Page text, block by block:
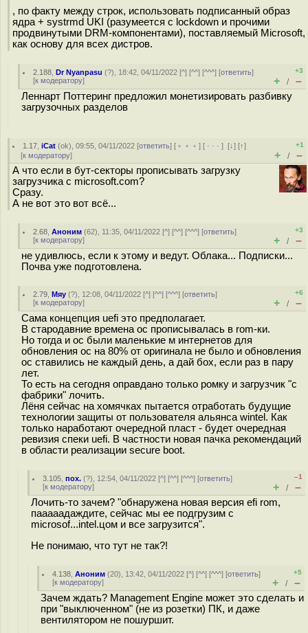
, по факту между строк, использовать подписанный образ
ядра + systrmd UKI (разумеется с lockdown и прочими
продвинутыми DRM-компонентами), поставляемый Microsoft,
как основу для всех дистров.
2.188 ,Dr Nyanpasu (?), 18:42, 04/11/2022 [^] [^^] [^^^] [ответить]
[к модератору]
+3
+ / –
Леннарт Поттеринг предложил монетизировать разбивку
загрузочных разделов
1.17 ,iCat (ok), 09:55, 04/11/2022 [ответить] [ ﹢﹢﹢] [ · · ·][↓] [↑]
[к модератору]
+1
+ / –
А что если в бут-секторы прописывать загрузку
загрузчика с microsoft.com?
Сразу.
А не вот это вот всё...
2.68 ,Аноним (62), 11:35, 04/11/2022 [^] [^^] [^^^] [ответить]
[к модератору]
+3
+ / –
не удивлюсь, если к этому и ведут. Облака... Подписки...
Почва уже подготовлена.
2.79 ,Мяу (?), 12:08, 04/11/2022 [^] [^^] [^^^] [ответить]
[к модератору]
+6
+ / –
Сама концепция uefi это предполагает.
В стародавние времена ос прописывалась в rom-ки.
Но тогда и ос были маленькие м интернетов для
обновления ос на 80% от оригинала не было и обновления
ос ставились не каждый день, а дай бох, если раз в пару
лет.
То есть на сегодня оправдано только ромку и загрузчик "с
фабрики" лочить.
Лёня сейчас на хомячках пытается отработать будущие
технологии защиты от пользователя альянса wintel. Как
только наработают очередной пласт - будет очередная
ревизия спеки uefi. В частности новая пачка рекомендаций
в области реализации secure boot.
3.105 ,пох. (?), 12:54, 04/11/2022 [^] [^^] [^^^] [ответить]
[к модератору]
–1
+ / –
Лочить-то зачем? "обнаружена новая версия efi rom,
пааааадаждите, сейчас мы ее подгрузим с
microsof...intel.цом и все загрузится".
Не понимаю, что тут не так?!
4.138 ,Аноним (20), 13:42, 04/11/2022 [^] [^^] [^^^] [ответить]
[к модератору]
+5
+ / –
Зачем ждать? Management Engine может это сделать и
при "выключенном" (не из розетки) ПК, и даже
вентилятором не пошуршит.